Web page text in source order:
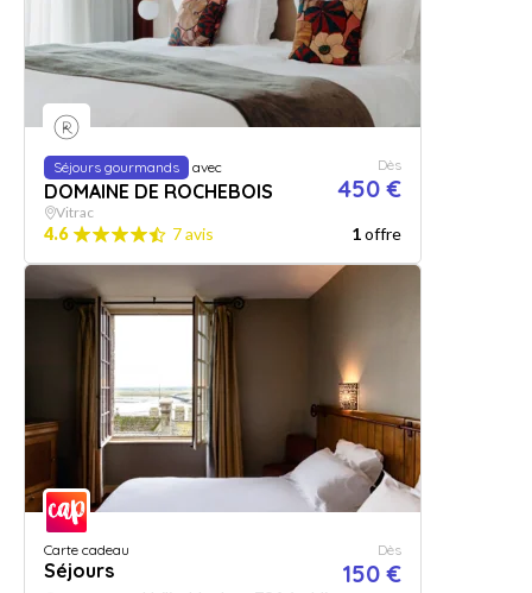
Séjours gourmands avec
DOMAINE DE ROCHEBOIS
Dès
450 €
Vitrac
4.6 7 avis 1offre
Carte cadeau
Séjours
Dès
150 €